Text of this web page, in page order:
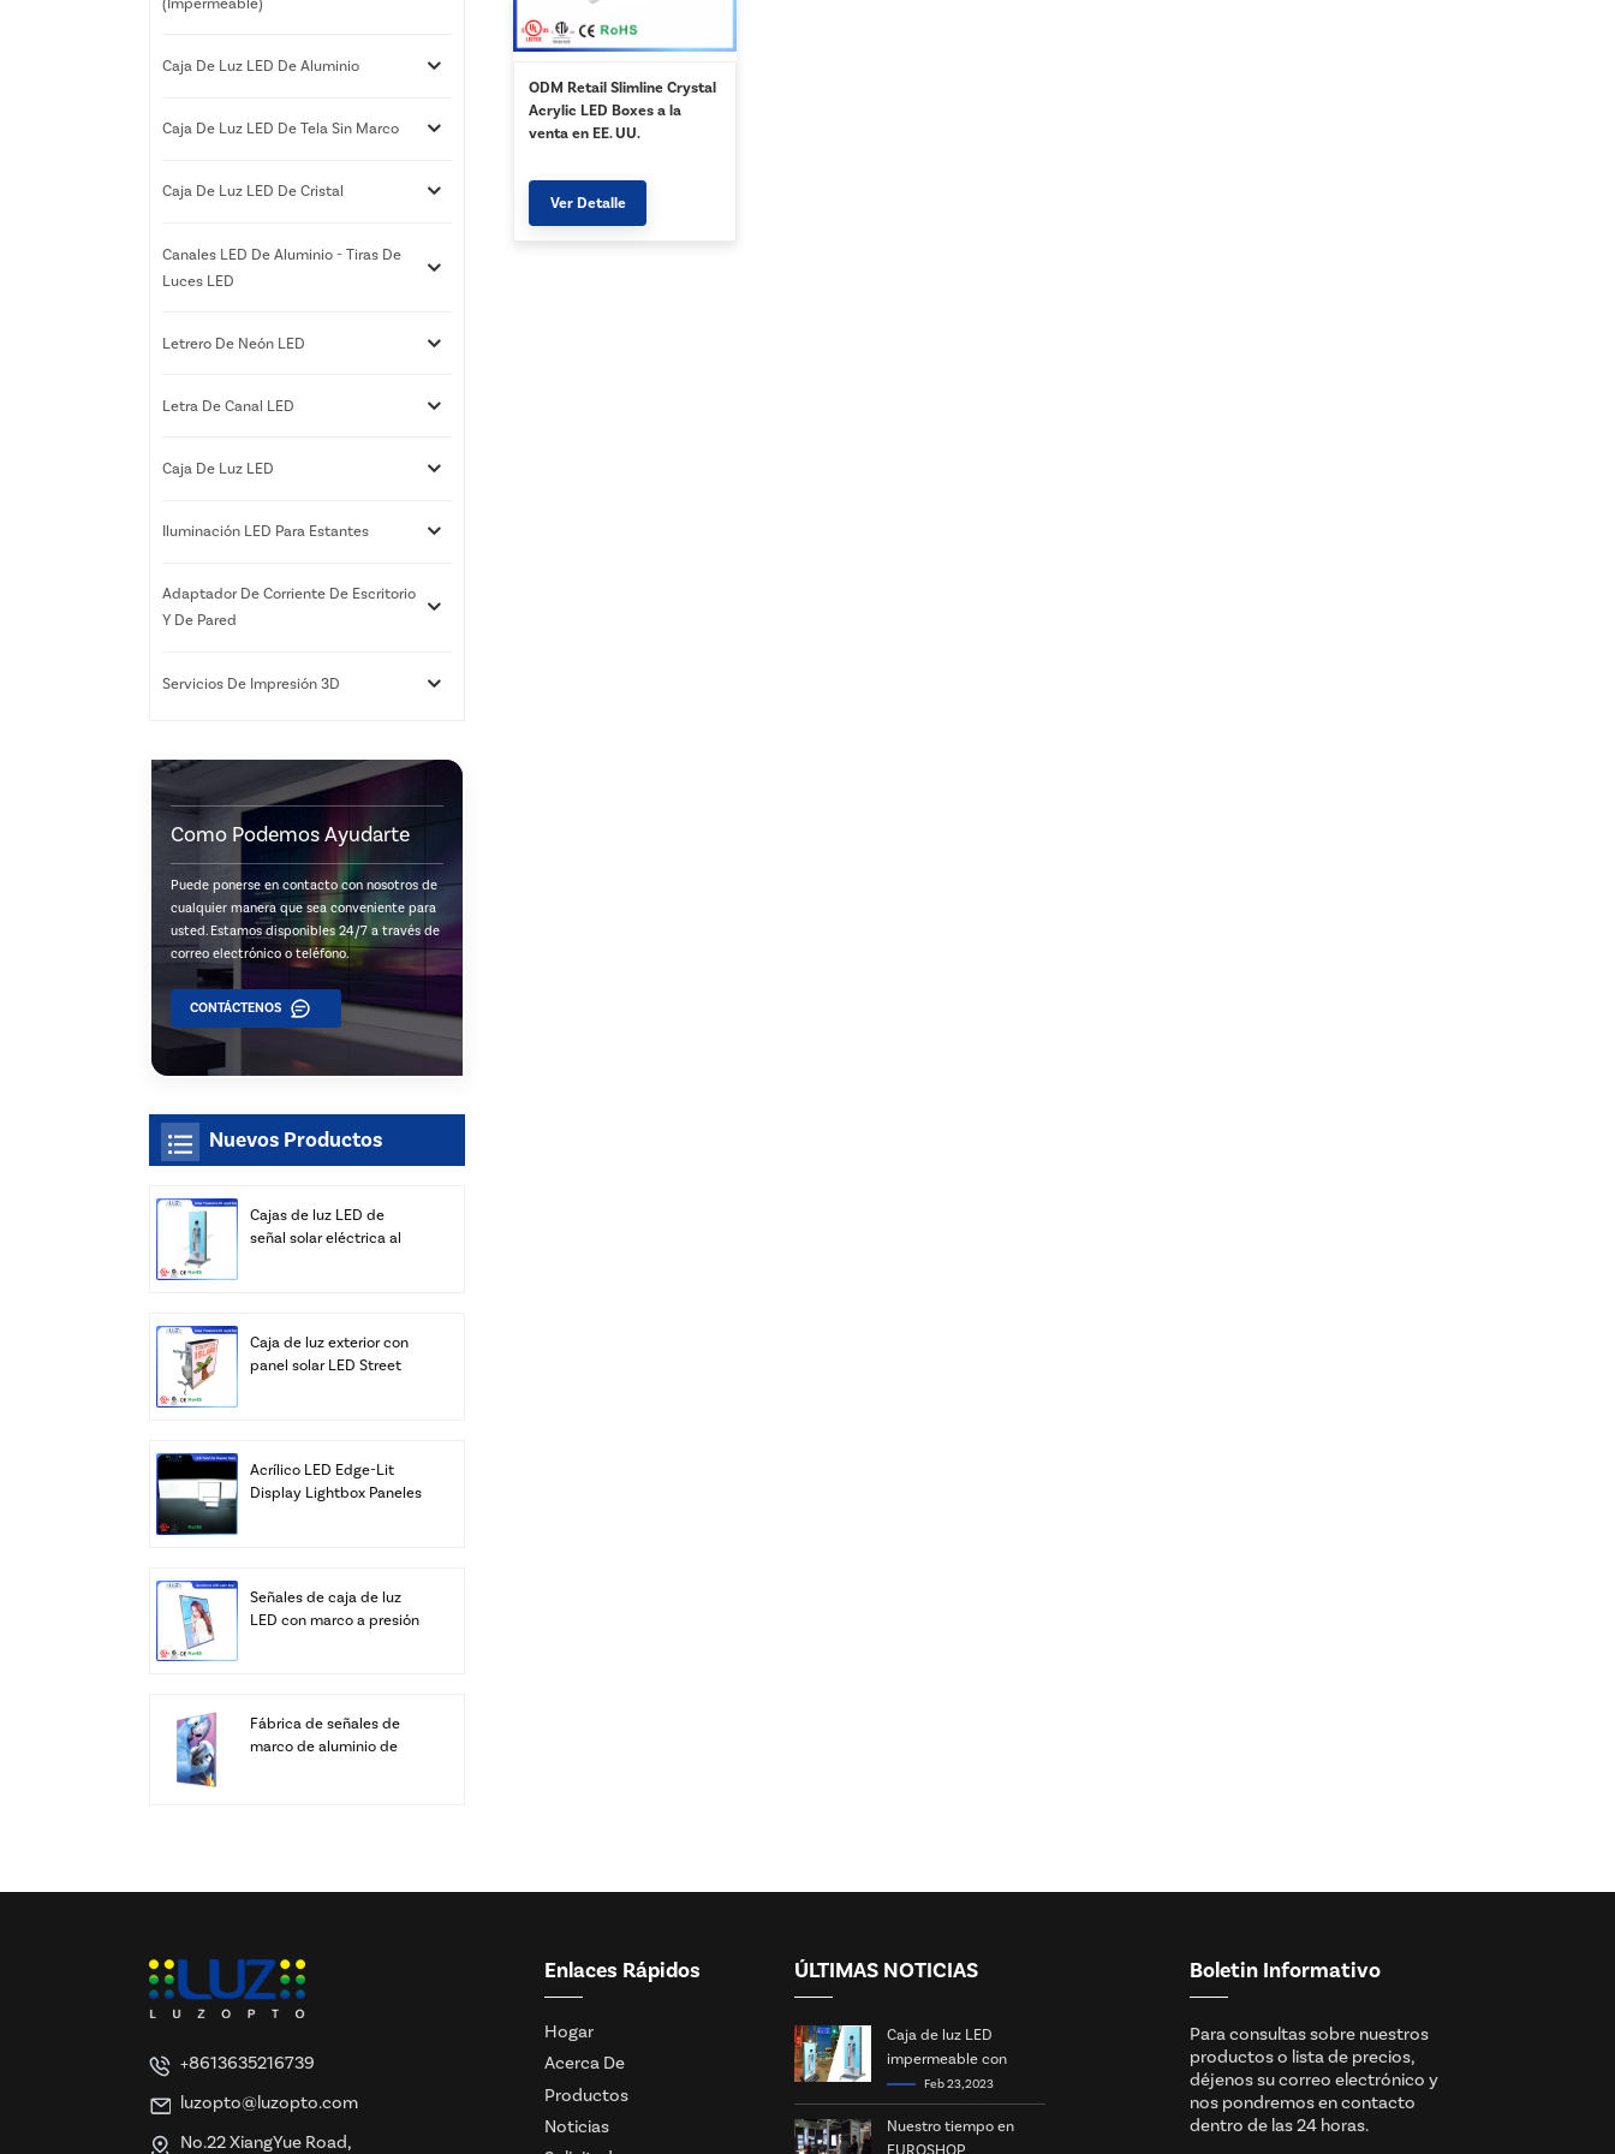
ODM Retail Slimline Crystal
Acrylic LED Boxes a la
venta en EE. UU.
Ver Detalle
Caja De Luz LED De Aluminio
Caja De Luz LED De Tela Sin Marco
Caja De Luz LED De Cristal
Canales LED De Aluminio - Tiras De
Luces LED
Letrero De Neón LED
Letra De Canal LED
Caja De Luz LED
Iluminación LED Para Estantes
Adaptador De Corriente De Escritorio
Y De Pared
Servicios De Impresión 3D
Como Podemos Ayudarte
Puede ponerse en contacto con nosotros de
cualquier manera que sea conveniente para
usted. Estamos disponibles 24/7 a través de
correo electrónico o teléfono.
CONTÁCTENOS
Nuevos Productos
Cajas de luz LED de
señal solar eléctrica al
Caja de luz exterior con
panel solar LED Street
Acrílico LED Edge-Lit
Display Lightbox Paneles
Señales de caja de luz
LED con marco a presión
Fábrica de señales de
marco de aluminio de
+8613635216739
luzopto@luzopto.com
No.22 XiangYue Road,
Enlaces Rápidos
Hogar
Acerca De
Productos
Noticias
ÚLTIMAS NOTICIAS
Caja de luz LED
impermeable con
energía solar
Feb 23, 2023
Nuestro tiempo en
Boletin Informativo
Para consultas sobre nuestros
productos o lista de precios,
déjenos su correo electrónico y
nos pondremos en contacto
dentro de las 24 horas.